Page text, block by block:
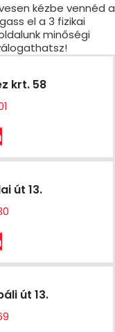
kézbe vennéd a
el a 3 fizikai
minőségi
krt. 58
út 13.
út 13.